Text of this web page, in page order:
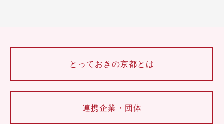
とっておきの京都とは
連携企業・団体